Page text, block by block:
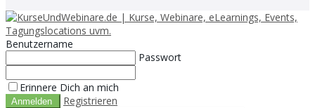
Benutzername
Passwort
Erinnere Dich an mich
Registrieren